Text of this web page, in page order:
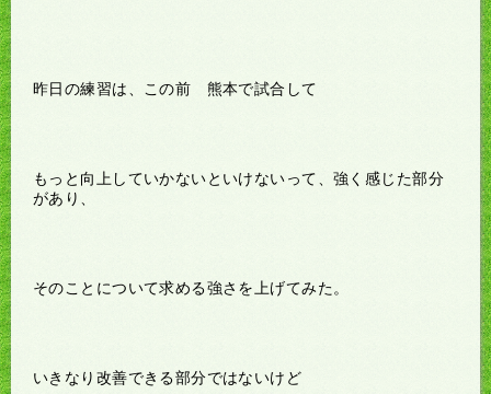
昨日の練習は、この前 熊本で試合して
もっと向上していかないといけないって、強く感じた部分
があり、
そのことについて求める強さを上げてみた。
いきなり改善できる部分ではないけど